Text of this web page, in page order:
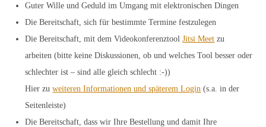
Guter Wille und Geduld im Umgang mit elektronischen Dingen
Die Bereitschaft, sich für bestimmte Termine festzulegen
Die Bereitschaft, mit dem VideokonferenztoolJitsi Meet zu
arbeiten (bitte keine Diskussionen, ob und welches Tool besser oder
schlechter ist – sind alle gleich schlecht :-))
Hier zuweiteren Informationen und späterem Login (s.a. in der
Seitenleiste)
Die Bereitschaft, dass wir Ihre Bestellung und damit Ihre